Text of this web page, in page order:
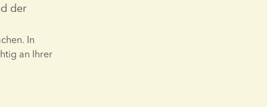
der
an Ihrer